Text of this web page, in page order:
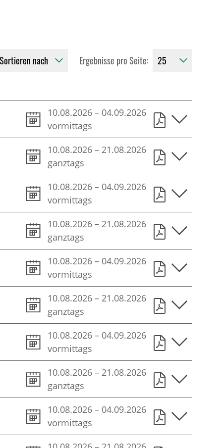
Ergebnisse pro Seite:
10.08.2026 – 04.09.2026
vormittags
10.08.2026 – 21.08.2026
ganztags
10.08.2026 – 04.09.2026
vormittags
10.08.2026 – 21.08.2026
ganztags
10.08.2026 – 04.09.2026
vormittags
10.08.2026 – 21.08.2026
ganztags
10.08.2026 – 04.09.2026
vormittags
10.08.2026 – 21.08.2026
ganztags
10.08.2026 – 04.09.2026
vormittags